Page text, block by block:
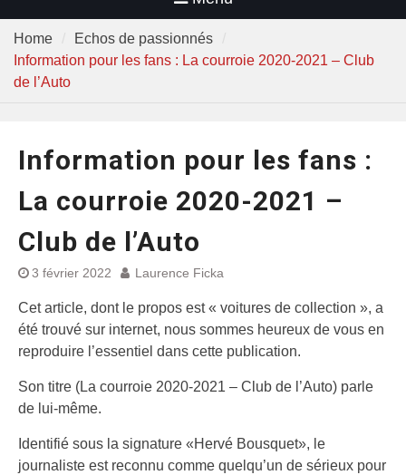
Home
Echos de passionnés
Information pour les fans : La courroie 2020-2021 – Club
de l’Auto
Information pour les fans :
La courroie 2020-2021 –
Club de l’Auto
3 février 2022 Laurence Ficka
Cet article, dont le propos est « voitures de collection », a
été trouvé sur internet, nous sommes heureux de vous en
reproduire l’essentiel dans cette publication.
Son titre (La courroie 2020-2021 – Club de l’Auto) parle
de lui-même.
Identifié sous la signature «Hervé Bousquet», le
journaliste est reconnu comme quelqu’un de sérieux pour